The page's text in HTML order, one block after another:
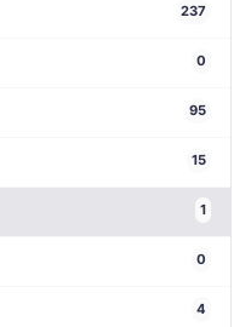
237
0
95
15
1
0
4